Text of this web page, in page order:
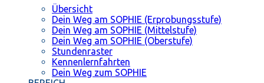
Übersicht
Dein Weg am SOPHIE (Erprobungsstufe)
Dein Weg am SOPHIE (Mittelstufe)
Dein Weg am SOPHIE (Oberstufe)
Stundenraster
Kennenlernfahrten
Dein Weg zum SOPHIE